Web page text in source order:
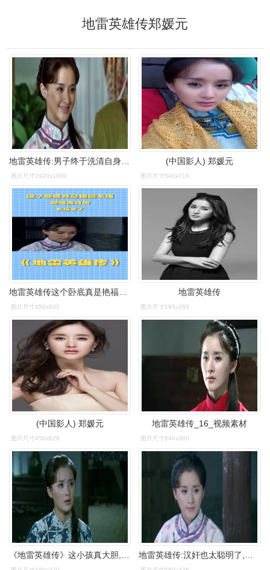
地雷英雄传郑媛元
图片尺寸1920x1080
(中国影人) 郑媛元
图片尺寸540x719
地雷英雄传这个卧底真是艳福不浅脚踏两只船太厉害了
图片尺寸450x800
地雷英雄传
图片尺寸195x265
(中国影人) 郑媛元
图片尺寸450x628
地雷英雄传_16_视频素材
图片尺寸640x360